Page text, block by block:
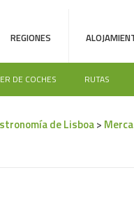
REGIONES
DE COCHES RUTAS
de Lisboa>